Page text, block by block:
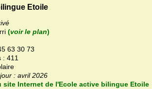
Etoile
(voir le plan)
63 30 73
: 411
Dernière mise à jour : avril 2026
Accédez au site Internet de l'Ecole active bilingue Etoile